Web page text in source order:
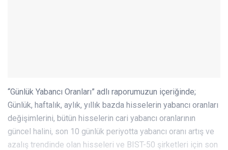
“Günlük Yabancı Oranları” adlı raporumuzun içeriğinde;
Günlük, haftalık, aylık, yıllık bazda hisselerin yabancı oranları
değişimlerini, bütün hisselerin cari yabancı oranlarının
güncel halini, son 10 günlük periyotta yabancı oranı artış ve
azalış trendinde olan hisseleri ve BIST-50 şirketleri için son